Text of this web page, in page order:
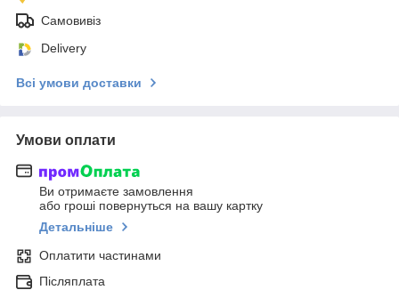
Самовивіз
Delivery
Всі умови доставки
Умови оплати
Ви отримаєте замовлення
або гроші повернуться на вашу картку
Детальніше
Оплатити частинами
Післяплата